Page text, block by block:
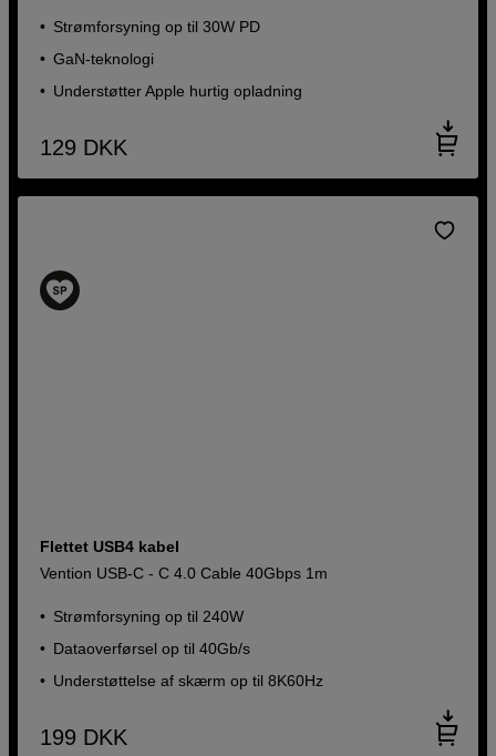
Strømforsyning op til 30W PD
GaN-teknologi
Understøtter Apple hurtig opladning
129 DKK
Flettet USB4 kabel
Vention USB-C - C 4.0 Cable 40Gbps 1m
Strømforsyning op til 240W
Dataoverførsel op til 40Gb/s
Understøttelse af skærm op til 8K60Hz
199 DKK